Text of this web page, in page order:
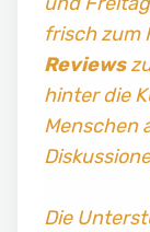
frisch zum
Reviews
hinter die
Menschen
Die